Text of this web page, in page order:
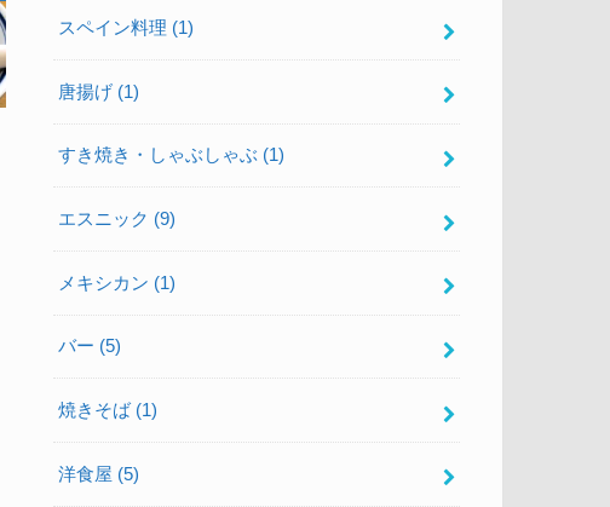
スペイン料理 (1)
唐揚げ (1)
すき焼き・しゃぶしゃぶ (1)
エスニック (9)
メキシカン (1)
バー (5)
焼きそば (1)
洋食屋 (5)